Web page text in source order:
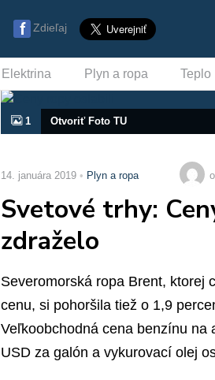
Zdieľaj
Elektrina Plyn a ropa Teplo
1 Otvoriť Foto TU
14. januára 2019 Plyn a ropa
Svetové trhy:
zdraželo
Severomorská ropa Brent, ktorej
cenu, si pohoršila tiež o 1,9
Veľkoobchodná cena benzínu na
USD za galón a vykurovací olej